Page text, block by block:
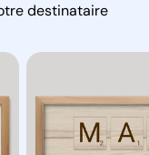
destinataire